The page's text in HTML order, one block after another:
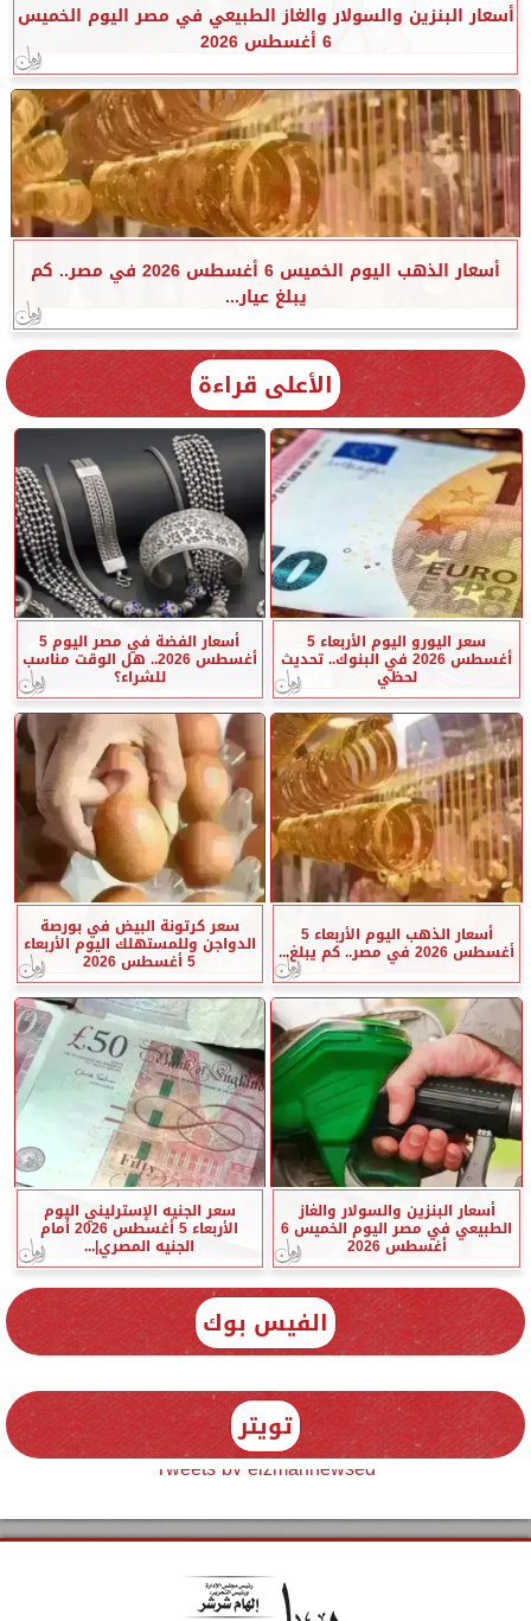
أسعار البنزين والسولار والغاز الطبيعي في مصر اليوم الخميس
6 أغسطس 2026
أسعار الذهب اليوم الخميس 6 أغسطس 2026 في مصر.. كم
يبلغ عيار...
الأعلى قراءة
سعر اليورو اليوم الأربعاء 5
أغسطس 2026 في البنوك.. تحديث
لحظي
أسعار الفضة في مصر اليوم 5
أغسطس 2026.. هل الوقت مناسب
للشراء؟
أسعار الذهب اليوم الأربعاء 5
أغسطس 2026 في مصر.. كم يبلغ...
سعر كرتونة البيض في بورصة
الدواجن وللمستهلك اليوم الأربعاء
5 أغسطس 2026
أسعار البنزين والسولار والغاز
الطبيعي في مصر اليوم الخميس 6
أغسطس 2026
سعر الجنيه الإسترليني اليوم
الأربعاء 5 أغسطس 2026 أمام
الجنيه المصري|...
الفيس بوك
تويتر
Tweets by elzmannewseg